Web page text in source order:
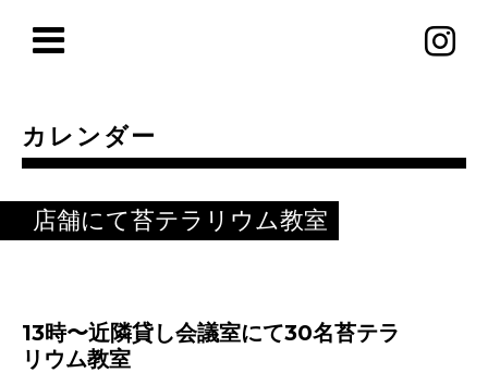
カレンダー
店舗にて苔テラリウム教室
13時〜近隣貸し会議室にて30名苔テラ
リウム教室